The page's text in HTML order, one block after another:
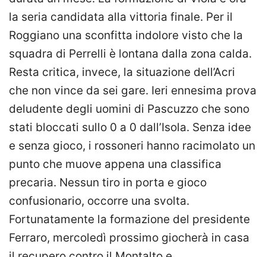
la seria candidata alla vittoria finale. Per il
Roggiano una sconfitta indolore visto che la
squadra di Perrelli è lontana dalla zona calda.
Resta critica, invece, la situazione dell’Acri
che non vince da sei gare. Ieri ennesima prova
deludente degli uomini di Pascuzzo che sono
stati bloccati sullo 0 a 0 dall’Isola. Senza idee
e senza gioco, i rossoneri hanno racimolato un
punto che muove appena una classifica
precaria. Nessun tiro in porta e gioco
confusionario, occorre una svolta.
Fortunatamente la formazione del presidente
Ferraro, mercoledì prossimo giocherà in casa